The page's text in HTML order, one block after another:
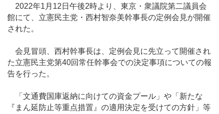
2022年1月12日午後2時より、東京・衆議院第二議員会
館にて、立憲民主党・西村智奈美幹事長の定例会見が開催
された。
会見冒頭、西村幹事長は、定例会見に先立って開催され
た立憲民主党第40回常任幹事会での決定事項についての報
告を行った。
「文通費国庫返納に向けての資金プール」や「新たな
『まん延防止等重点措置』の適用決定を受けての方針」等